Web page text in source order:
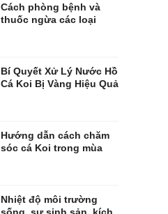
Cách phòng bệnh và
thuốc ngừa các loại
Bí Quyết Xử Lý Nước Hồ
Cá Koi Bị Vàng Hiệu Quả
Hướng dẫn cách chăm
sóc cá Koi trong mùa
Nhiệt độ môi trường
sống, sự sinh sản, kích